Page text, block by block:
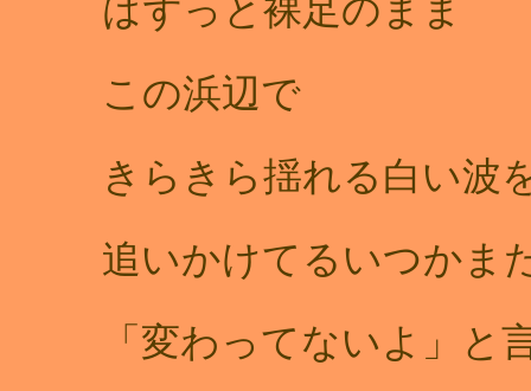
はずっと裸足のまま
この浜辺で
きらきら揺れる白い
追いかけてるいつかま
「変わってないよ」と